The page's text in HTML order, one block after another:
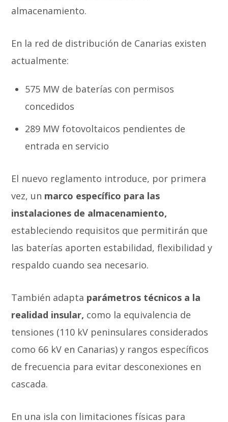
almacenamiento.
En la red de distribución de Canarias existen
actualmente:
575 MW de baterías con permisos
concedidos
289 MW fotovoltaicos pendientes de
entrada en servicio
El nuevo reglamento introduce, por primera
vez, un marco específico para las
instalaciones de almacenamiento,
estableciendo requisitos que permitirán que
las baterías aporten estabilidad, flexibilidad y
respaldo cuando sea necesario.
También adapta parámetros técnicos a la
realidad insular, como la equivalencia de
tensiones (110 kV peninsulares considerados
como 66 kV en Canarias) y rangos específicos
de frecuencia para evitar desconexiones en
cascada.
En una isla con limitaciones físicas para